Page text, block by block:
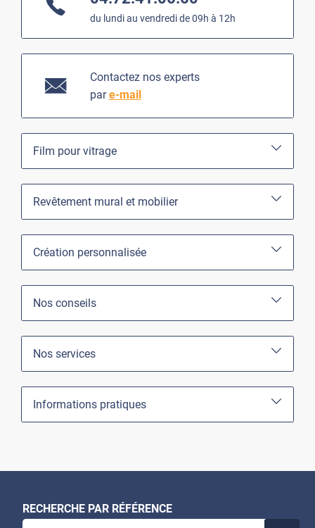
du lundi au vendredi de 09h à 12h
Contactez nos experts
pare-mail
Film pour vitrage
Revêtement mural et mobilier
Création personnalisée
Nos conseils
Nos services
Informations pratiques
RECHERCHE PAR RÉFÉRENCE